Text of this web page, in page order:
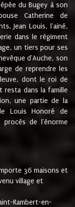
du Bugey à son
Catherine de
Jean Louis, l'ainé,
dans le régiment
un tiers pour ses
d'Auche, son
de reprendre les
dont le roi de
resta dans la famille
une partie de la
Louis Honoré de
procès de l'énorme
36 maisons et
village et
Rambert-en-